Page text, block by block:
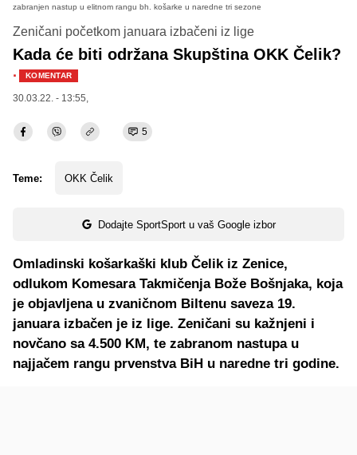
zabranjen nastup u elitnom rangu bh. košarke u naredne tri sezone
Zeničani početkom januara izbačeni iz lige
Kada će biti održana Skupština OKK Čelik?
· KOMENTAR
30.03.22. - 13:55,
5
Teme: OKK Čelik
Dodajte SportSport u vaš Google izbor
Omladinski košarkaški klub Čelik iz Zenice,
odlukom Komesara Takmičenja Bože Bošnjaka, koja
je objavljena u zvaničnom Biltenu saveza 19.
januara izbačen je iz lige. Zeničani su kažnjeni i
novčano sa 4.500 KM, te zabranom nastupa u
najjačem rangu prvenstva BiH u naredne tri godine.